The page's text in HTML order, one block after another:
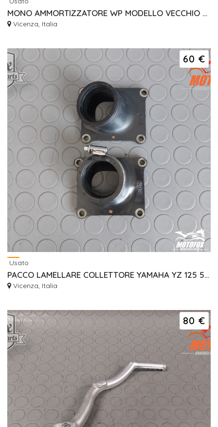
MONO AMMORTIZZATORE WP MODELLO VECCHIO ANNI 90 FORSE KTM HUSQVARNA
Vicenza, Italia
60 €
Usato
PACCO LAMELLARE COLLETTORE YAMAHA YZ 125 5UN 5MV 4DC
Vicenza, Italia
80 €